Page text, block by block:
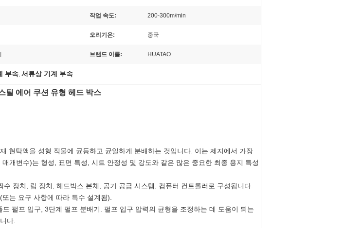
작업 속도: 200-300m/min
오리기온: 중국
브랜드 이름: HUATAO
부속, 서류상 기계 부속
틸 에어 쿠션 유형 헤드 박스
현탁액을 성형 직물에 균등하고 균일하게 분배하는 것입니다. 이는 제지에서 가장
개변수)는 형성, 표면 특성, 시트 안정성 및 강도와 같은 많은 중요한 최종 용지 특성
장치, 립 장치, 헤드박스 본체, 공기 공급 시스템, 컴퓨터 컨트롤러로 구성됩니다.
는 요구 사항에 따라 특수 설계됨).
펄프 입구, 3단계 펄프 분배기. 펄프 입구 압력의 균형을 조정하는 데 도움이 되는
다.